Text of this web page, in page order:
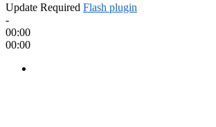
Update Required Flash plugin
-
00:00
00:00